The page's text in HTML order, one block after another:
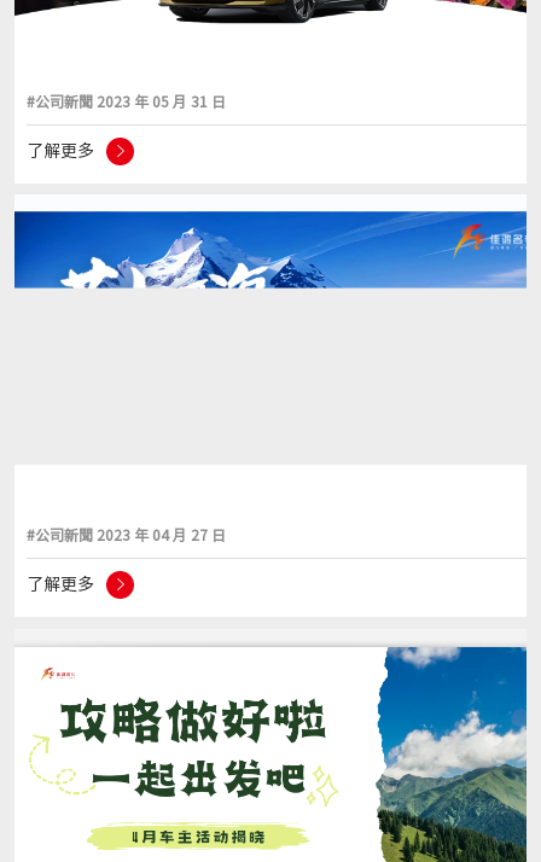
#公司新聞 2023 年 05 月 31 日
了解更多
#公司新聞 2023 年 04 月 27 日
了解更多